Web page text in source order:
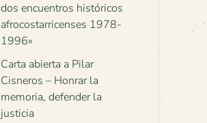
dos encuentros históricos
afrocostarricenses 1978-
1996»
Carta abierta a Pilar
Cisneros – Honrar la
memoria, defender la
justicia